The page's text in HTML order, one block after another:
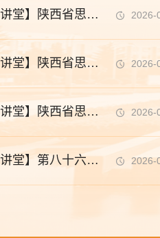
2026-
【明德大讲堂】陕西省思政“金课”巡讲第四场暨第八十九期“明德大讲堂”
2026-
【明德大讲堂】陕西省思政“金课”巡讲第三场暨第八十八期“明德大讲堂”
2026-
【明德大讲堂】陕西省思政“金课”巡讲第二场暨第八十七期“明德大讲堂”
2026-
【明德大讲堂】第八十六期“明德大讲堂”开讲|心怀国之大者，勇担强国使命——新时代大学生的责任与担当